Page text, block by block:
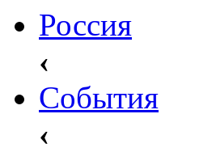
Россия
‹
События
‹